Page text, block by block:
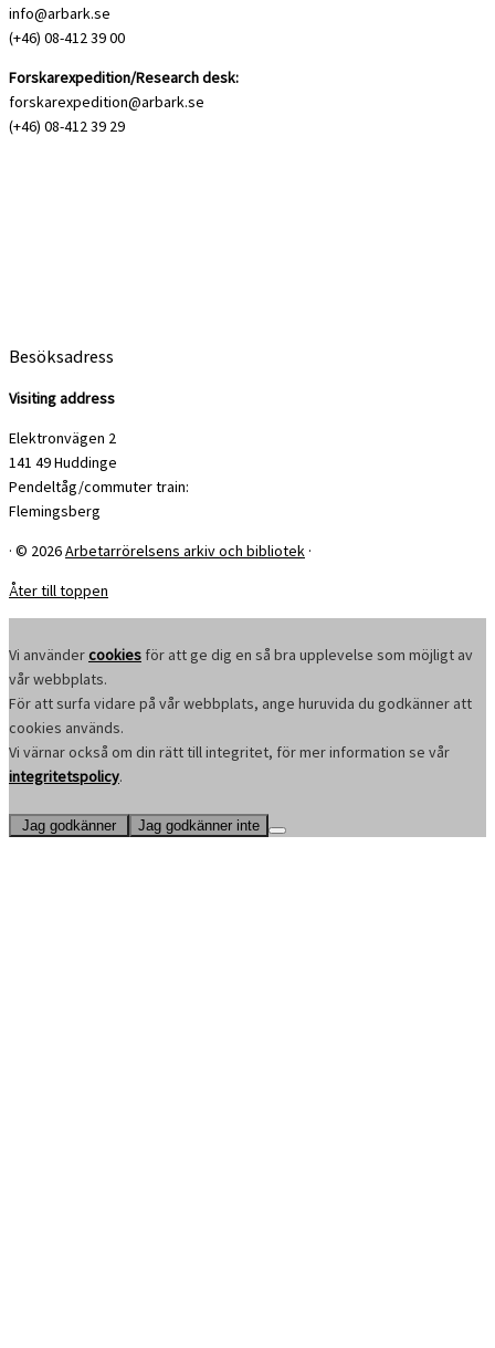
info@arbark.se
(+46) 08-412 39 00
Forskarexpedition/Research desk:
forskarexpedition@arbark.se
(+46) 08-412 39 29
Besöksadress
Visiting address
Elektronvägen 2
141 49 Huddinge
Pendeltåg/commuter train:
Flemingsberg
· © 2026Arbetarrörelsens arkiv och bibliotek ·
Åter till toppen
Vi användercookies för att ge dig en så bra upplevelse som möjligt av
vår webbplats.
För att surfa vidare på vår webbplats, ange huruvida du godkänner att
cookies används.
Vi värnar också om din rätt till integritet, för mer information se vår
integritetspolicy.
Jag godkänner Jag godkänner inte